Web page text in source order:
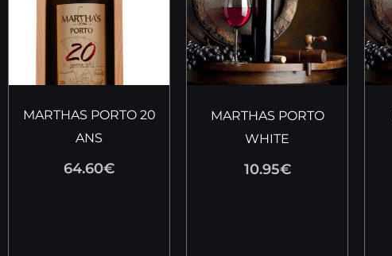
MARTHAS PORTO 20
ANS
64.60€
MARTHAS PORTO
WHITE
10.95€